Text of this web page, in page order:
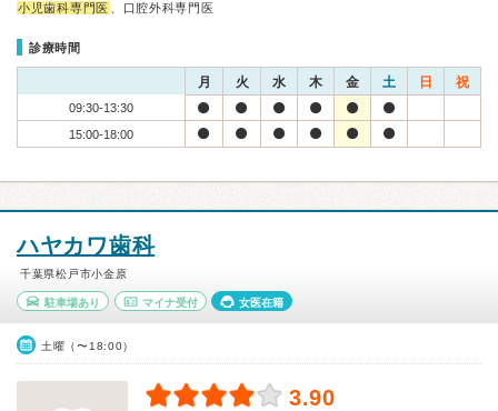
小児歯科専門医 、口腔外科専門医
診療時間
月 火 水 木 金 土 日 祝
09:30-13:30
15:00-18:00
ハヤカワ歯科
千葉県松戸市小金原
駐車場あり マイナ受付 女医在籍
土曜（〜18:00）
3.90